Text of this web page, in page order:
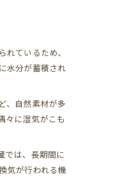
ているため、
水分が蓄積され
、自然素材が多
々に湿気がこも
では、長期間に
気が行われる機